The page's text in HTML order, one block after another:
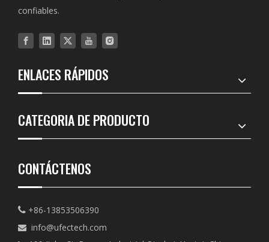
confiables.
ENLACES RÁPIDOS
CATEGORIA DE PRODUCTO
CONTÁCTENOS
 +86-13853506390
 info@ufectech.com